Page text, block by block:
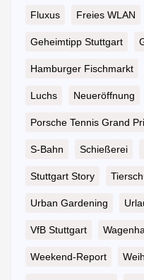
Fluxus Freies WLAN
Geheimtipp Stuttgart
Hamburger Fischmarkt
Luchs Neueröffnung
Porsche Tennis Grand
S-Bahn Schießerei
Stuttgart Story
Urban Gardening
VfB Stuttgart
Weekend-Report